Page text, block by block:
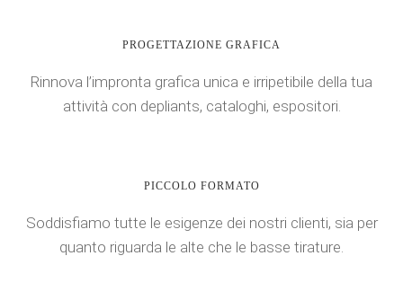
PROGETTAZIONE GRAFICA
Rinnova l’impronta grafica unica e irripetibile della tua
attività con depliants, cataloghi, espositori.
PICCOLO FORMATO
Soddisfiamo tutte le esigenze dei nostri clienti, sia per
quanto riguarda le alte che le basse tirature.